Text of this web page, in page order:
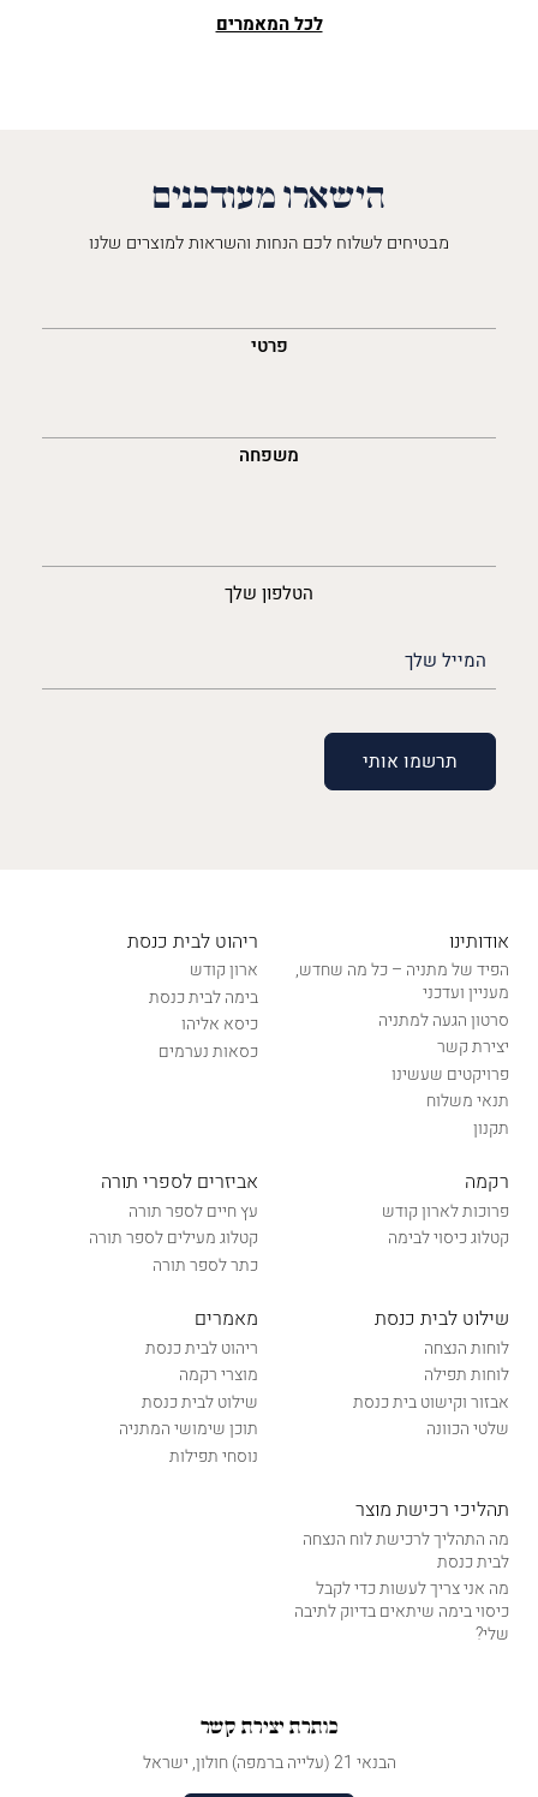
לכל המאמרים
הישארו מעודכנים
מבטיחים לשלוח לכם הנחות והשראות למוצרים שלנו
פרטי
משפחה
הטלפון שלך
(חובה)
אודותינו
הפיד של מתניה – כל מה שחדש,
מעניין ועדכני
סרטון הגעה למתניה
יצירת קשר
פרויקטים שעשינו
תנאי משלוח
תקנון
ריהוט לבית כנסת
ארון קודש
בימה לבית כנסת
כיסא אליהו
כסאות נערמים
רקמה
פרוכות לארון קודש
קטלוג כיסוי לבימה
אביזרים לספרי תורה
עץ חיים לספר תורה
קטלוג מעילים לספר תורה
כתר לספר תורה
שילוט לבית כנסת
לוחות הנצחה
לוחות תפילה
אבזור וקישוט בית כנסת
שלטי הכוונה
מאמרים
ריהוט לבית כנסת
מוצרי רקמה
שילוט לבית כנסת
תוכן שימושי המתניה
נוסחי תפילות
תהליכי רכישת מוצר
מה התהליך לרכישת לוח הנצחה
לבית כנסת
מה אני צריך לעשות כדי לקבל
כיסוי בימה שיתאים בדיוק לתיבה
שלי?
כותרת יצירת קשר
הבנאי 21 (עלייה ברמפה) חולון, ישראל